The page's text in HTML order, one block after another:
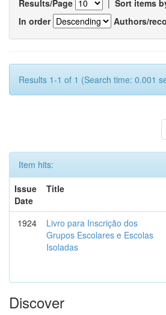
Results/Page | Sort items
In order
Authors/
Results 1-1 of 1 (Search time: 0.001
Item hits:
Issue
Date
Title
1924
Livro para Inscrição dos
Grupos Escolares e Escolas
Isoladas
Discover